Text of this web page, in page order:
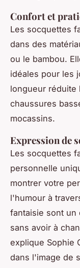
Confort et
Les socquettes
dans des
ou le bambou.
idéales pour les
longueur réduite
chaussures
mocassins.
Expression de
Les socquettes
personnelle
montrer votre
l'humour à
fantaisie sont un
sans avoir à
explique Sophie
dans l'image de